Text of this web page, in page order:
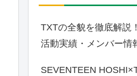
TXTの全貌を徹底解説
活動実績・メンバー情
SEVENTEEN